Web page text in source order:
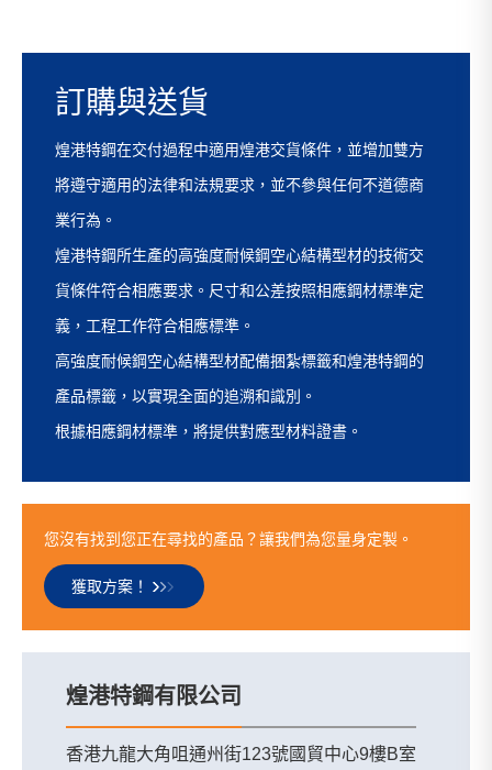
訂購與送貨
煌港特鋼在交付過程中適用煌港交貨條件，並增加雙方
將遵守適用的法律和法規要求，並不參與任何不道德商
業行為。
煌港特鋼所生產的高強度耐候鋼空心結構型材的技術交
貨條件符合相應要求。尺寸和公差按照相應鋼材標準定
義，工程工作符合相應標準。
高強度耐候鋼空心結構型材配備捆紮標籤和煌港特鋼的
產品標籤，以實現全面的追溯和識別。
根據相應鋼材標準，將提供對應型材料證書。
您沒有找到您正在尋找的產品？讓我們為您量身定製。
獲取方案！
煌港特鋼有限公司
香港九龍大角咀通州街123號國貿中心9樓B室